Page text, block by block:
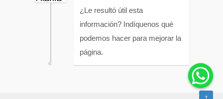
¿Le resultó útil esta
información? Indíquenos qué
podemos hacer para mejorar la
página.